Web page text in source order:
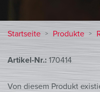
Startseite Produkte
Artikel-Nr.: 170414
Von diesem Produkt